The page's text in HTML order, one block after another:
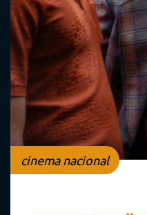
cinema nacional